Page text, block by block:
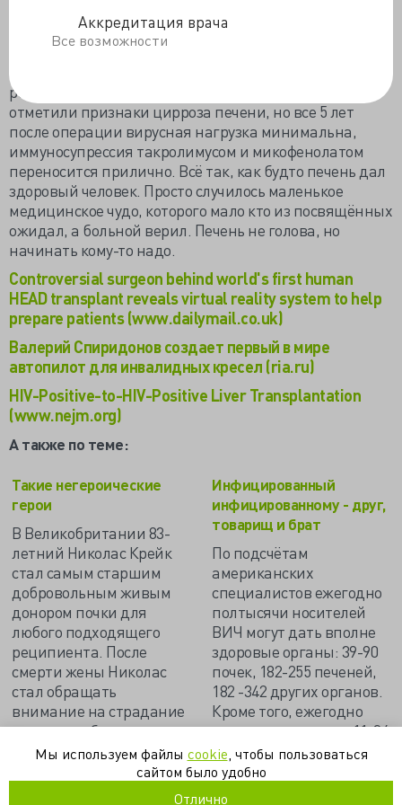
Аккредитация врача
Все возможности
После трансплантации схему АРВ-терапии не
изменили, когда появилась возможность пролечить
реципиент, пролечили. На третий год наблюдения
отметили признаки цирроза печени, но все 5 лет
после операции вирусная нагрузка минимальна,
иммуносупрессия такролимусом и микофенолатом
переносится прилично. Всё так, как будто печень дал
здоровый человек. Просто случилось маленькое
медицинское чудо, которого мало кто из посвящённых
ожидал, а больной верил. Печень не голова, но
начинать кому-то надо.
Controversial surgeon behind world's first human
HEAD transplant reveals virtual reality system to help
prepare patients (www.dailymail.co.uk)
Валерий Спиридонов создает первый в мире
автопилот для инвалидных кресел (ria.ru)
HIV-Positive-to-HIV-Positive Liver Transplantation
(www.nejm.org)
А также по теме:
Такие негероические
герои
В Великобритании 83-
летний Николас Крейк
стал самым старшим
добровольным живым
донором почки для
любого подходящего
реципиента. После
смерти жены Николас
стал обращать
внимание на страдание
других, особенно
поразила убогость жизни
Инфицированный
инфицированному - друг,
товарищ и брат
По подсчётам
американских
специалистов ежегодно
полтысячи носителей
ВИЧ могут дать вполне
здоровые органы: 39-90
почек, 182-255 печеней,
182 -342 других органов.
Кроме того, ежегодно
вирус выявляется у 11-34
посмертных доноров…
Мы используем файлы cookie , чтобы пользоваться
сайтом было удобно
Отлично